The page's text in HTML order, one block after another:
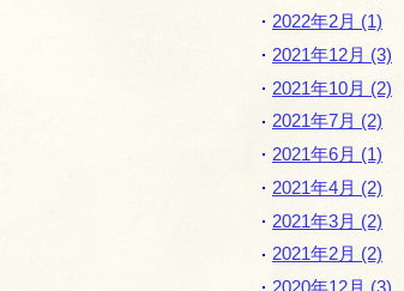
2022年2月 (1)
2021年12月 (3)
2021年10月 (2)
2021年7月 (2)
2021年6月 (1)
2021年4月 (2)
2021年3月 (2)
2021年2月 (2)
2020年12月 (3)